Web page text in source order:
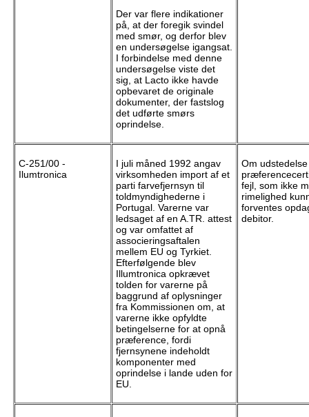
Der var flere indikationer
på, at der foregik svindel
med smør, og derfor blev
en undersøgelse igangsat.
I forbindelse med denne
undersøgelse viste det
sig, at Lacto ikke havde
opbevaret de originale
dokumenter, der fastslog
det udførte smørs
oprindelse.
C-251/00 -
Ilumtronica
I juli måned 1992 angav
virksomheden import af et
parti farvefjernsyn til
toldmyndighederne i
Portugal. Varerne var
ledsaget af en A.TR. attest
og var omfattet af
associeringsaftalen
mellem EU og Tyrkiet.
Efterfølgende blev
Illumtronica opkrævet
tolden for varerne på
baggrund af oplysninger
fra Kommissionen om, at
varerne ikke opfyldte
betingelserne for at opnå
præference, fordi
fjernsynene indeholdt
komponenter med
oprindelse i lande uden for
EU.
Om
fejl, som ikke
rimelighed
forventes
debitor.